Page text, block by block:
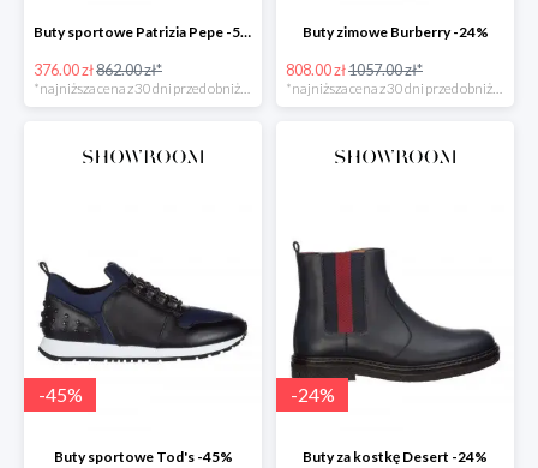
Buty sportowe Patrizia Pepe -56%
376.00 zł862.00 zł*
Buty zimowe Burberry -24%
808.00 zł1057.00 zł*
-45%
Buty sportowe Tod's -45%
-24%
Buty za kostkę Desert -24%